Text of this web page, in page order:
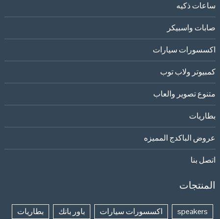
ساعات ذكيه
صابات واسبيكر
اكسسورات سيارات
كمبيوتر ولاب توب
متنوع تصوير والعاب
بطاريات
عروض الباكدج المميزه
اتصل بنا
المنتجات
speakers اكسسورات سيارات باور بانك بطاريات